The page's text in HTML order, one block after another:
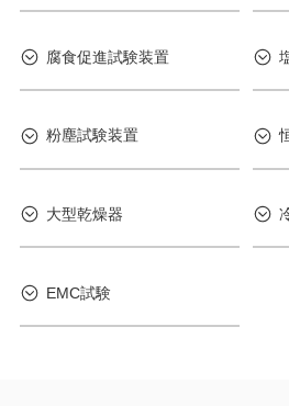
腐食促進試験装置
粉塵試験装置
大型乾燥器
EMC試験